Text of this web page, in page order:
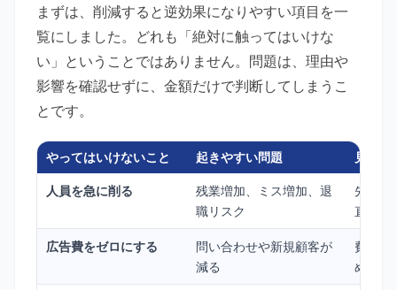
まずは、削減すると逆効果になりやすい項目を一
覧にしました。どれも「絶対に触ってはいけな
い」ということではありません。問題は、理由や
影響を確認せずに、金額だけで判断してしまうこ
とです。
やってはいけないこと 起きやすい問題
見直す
人員を急に削る
残業増加、ミス増加、退
職リスク
先に業
直す
広告費をゼロにする
問い合わせや新規顧客が
減る
費用対
める